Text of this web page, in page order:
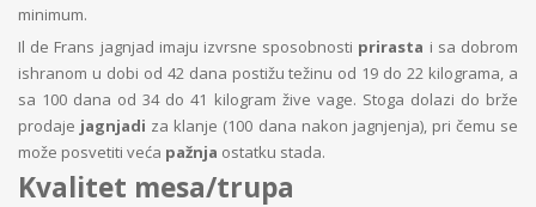
minimum.
Il de Frans jagnjad imaju izvrsne sposobnosti prirasta i sa dobrom
ishranom u dobi od 42 dana postižu težinu od 19 do 22 kilograma, a
sa 100 dana od 34 do 41 kilogram žive vage. Stoga dolazi do brže
prodaje jagnjadi za klanje (100 dana nakon jagnjenja), pri čemu se
može posvetiti veća pažnja ostatku stada.
Kvalitet mesa/trupa